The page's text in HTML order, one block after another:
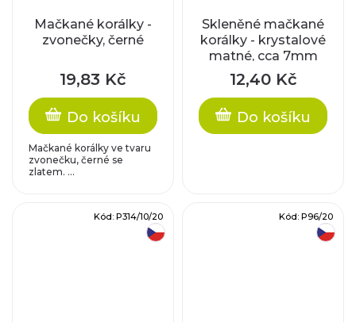
Mačkané korálky -
zvonečky, černé
19,83 Kč
Do košíku
Mačkané korálky ve tvaru
zvonečku, černé se
zlatem. ...
Skleněné mačkané
korálky - krystalové
matné, cca 7mm
12,40 Kč
Do košíku
Kód: P314/10/20 Kód: P96/20